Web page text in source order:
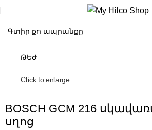
ԹԵԺ
Click to enlarge
BOSCH GCM 216
սղոց